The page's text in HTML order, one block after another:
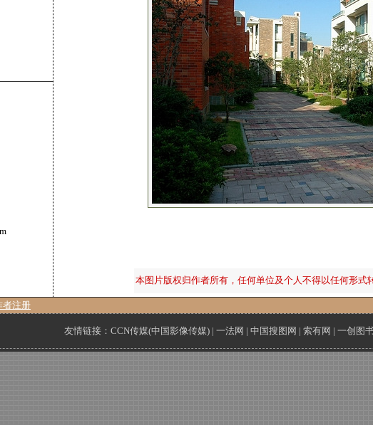
本图片版权归作者所有，任何单位及个人不得以任何形式
者注册
友情链接： CCN传媒(中国影像传媒) | 一法网 | 中国搜图网 | 索有网 | 一创图书